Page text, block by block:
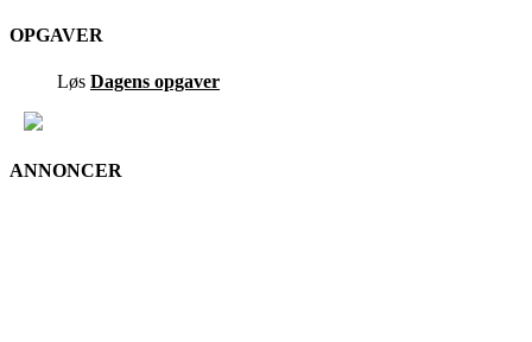
OPGAVER
Løs Dagens opgaver
ANNONCER